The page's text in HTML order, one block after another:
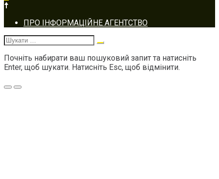
Footer
navigation
ПРО ІНФОРМАЦІЙНЕ АГЕНТСТВО
Шукати:
Почніть набирати ваш пошуковий запит та натисніть
Enter, щоб шукати. Натисніть Esc, щоб відмінити.
Меню